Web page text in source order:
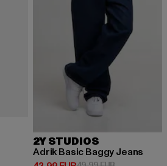
49,99 EUR
2Y STUDIOS
Adrik Basic Baggy Jeans